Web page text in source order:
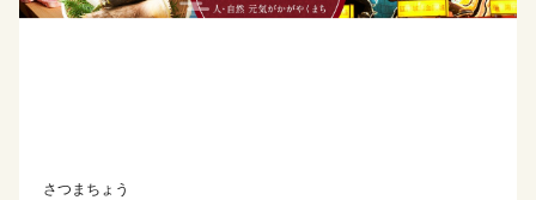
さつまちょう